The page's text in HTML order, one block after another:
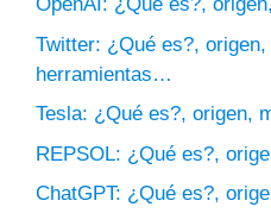
Twitter: ¿Qué es?,
herramientas…
Tesla: ¿Qué es?, origen,
REPSOL: ¿Qué es?,
ChatGPT: ¿Qué es?,